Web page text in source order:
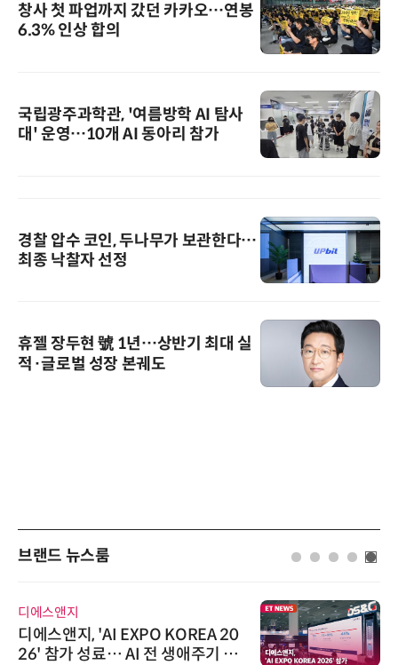
창사 첫 파업까지 갔던 카카오…연봉
6.3% 인상 합의
국립광주과학관, '여름방학 AI 탐사
대' 운영…10개 AI 동아리 참가
경찰 압수 코인, 두나무가 보관한다…
최종 낙찰자 선정
휴젤 장두현 號 1년…상반기 최대 실
적·글로벌 성장 본궤도
브랜드 뉴스룸
디에스앤지
디에스앤지, 'AI EXPO KOREA 20
26' 참가 성료… AI 전 생애주기 아